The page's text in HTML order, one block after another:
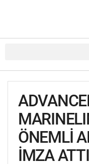
ÖNEMLİ
İMZA ATTI